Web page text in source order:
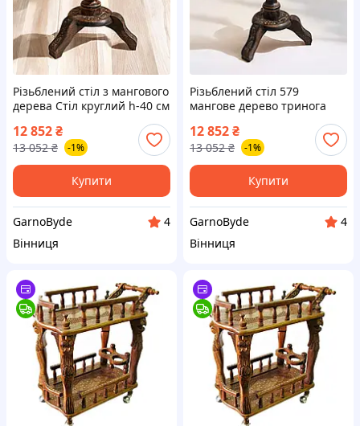
Різьблений стіл з мангового
дерева Стіл круглий h-40 см
d 375 мм Індія Ручна робота
Декор для дому унікальний
12 852₴
13 052 ₴ -1%
Купити
GarnoByde
4
Вінниця
Різьблений стіл 579
мангове дерево тринога
столик індійський майстер
декор для спальні 46 5 x 44
5 x 6 5 см
12 852₴
13 052 ₴ -1%
Купити
GarnoByde
4
Вінниця